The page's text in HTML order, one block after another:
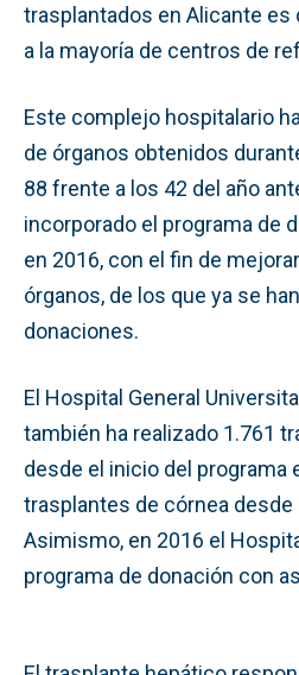
trasplantados en Alicante es
a la mayoría de centros de
Este complejo hospitalario
de órganos obtenidos
88 frente a los 42 del año
incorporado el programa de
en 2016, con el fin de
órganos, de los que ya se
donaciones.
El Hospital General
también ha realizado 1.761
desde el inicio del programa
trasplantes de córnea desde
Asimismo, en 2016 el
programa de donación con